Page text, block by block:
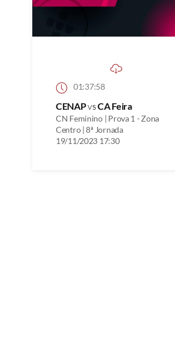
01:37:58
CENAPvsCA Feira
CN Feminino | Prova 1 - Zona
Centro | 8ª Jornada
19/11/2023 17:30